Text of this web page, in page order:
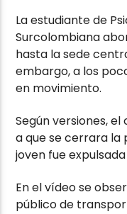
La estudiante de
Surcolombiana
hasta la sede
embargo, a los
en movimiento.
Según versiones,
a que se cerrara la
joven fue
En el vídeo se
público de